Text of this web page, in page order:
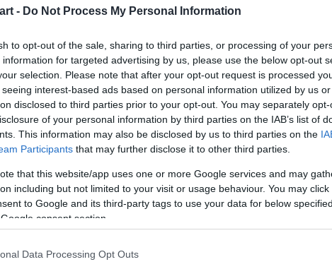
- Do Not Process My Personal Information
to opt-out of the sale, sharing to third parties, or processing of your
information for targeted advertising by us, please use the below opt-out
selection. Please note that after your opt-out request is processed
interest-based ads based on personal information utilized by us
disclosed to third parties prior to your opt-out. You may separately
of your personal information by third parties on the IAB’s list of
This information may also be disclosed by us to third parties on the
Participants that may further disclose it to other third parties.
that this website/app uses one or more Google services and may
including but not limited to your visit or usage behaviour. You may
to Google and its third-party tags to use your data for below
consent section.
Data Processing Opt Outs
az Artisjus pályázatot hirdetett olyan videók
mutatják be műveik születésének
aMagam adomtörténetéről beszélgettünk.